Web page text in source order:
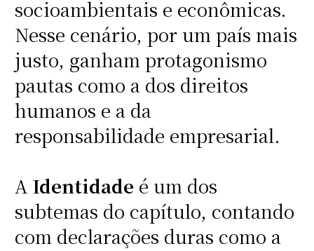
socioambientais e econômicas.
Nesse cenário, por um país mais
justo, ganham protagonismo
pautas como a dos direitos
humanos e a da
responsabilidade empresarial.
A Identidade é um dos
subtemas do capítulo, contando
com declarações duras como a